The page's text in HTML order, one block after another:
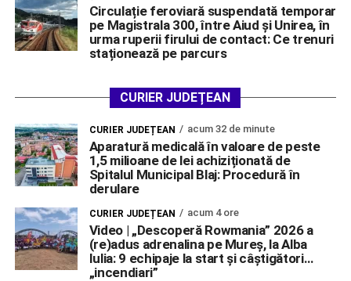
Circulație feroviară suspendată temporar
pe Magistrala 300, între Aiud și Unirea, în
urma ruperii firului de contact: Ce trenuri
staționează pe parcurs
CURIER JUDEȚEAN
CURIER JUDEȚEAN acum 32 de minute
Aparatură medicală în valoare de peste
1,5 milioane de lei achiziționată de
Spitalul Municipal Blaj: Procedură în
derulare
CURIER JUDEȚEAN acum 4 ore
Video | „Descoperă Rowmania” 2026 a
(re)adus adrenalina pe Mureș, la Alba
Iulia: 9 echipaje la start și câștigători…
„incendiari”